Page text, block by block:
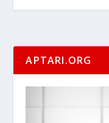
APTARI.ORG